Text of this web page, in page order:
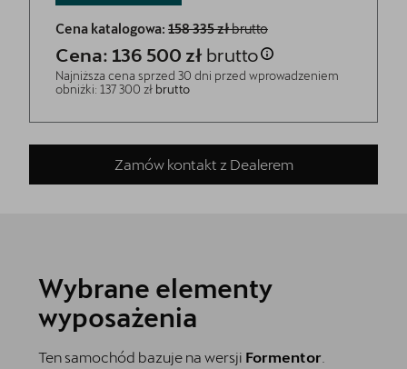
Cena katalogowa: 158 335 złbrutto
Cena: 136 500 zł brutto
Najniższa cena sprzed 30 dni przed wprowadzeniem
obniżki: 137 300 zł brutto
Zamów kontakt z Dealerem
Wybrane elementy
wyposażenia
Ten samochód bazuje na wersji Formentor